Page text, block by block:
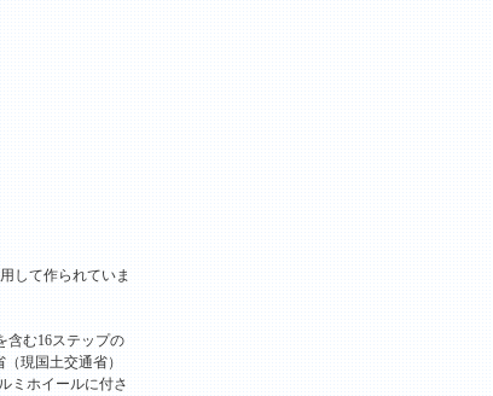
して作られていま
含む16ステップの
現国土交通省）
ミホイールに付さ